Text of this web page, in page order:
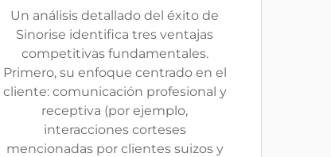
Un análisis detallado del éxito de
Sinorise identifica tres ventajas
competitivas fundamentales.
Primero, su enfoque centrado en el
cliente: comunicación profesional y
receptiva (por ejemplo,
interacciones corteses
mencionadas por clientes suizos y